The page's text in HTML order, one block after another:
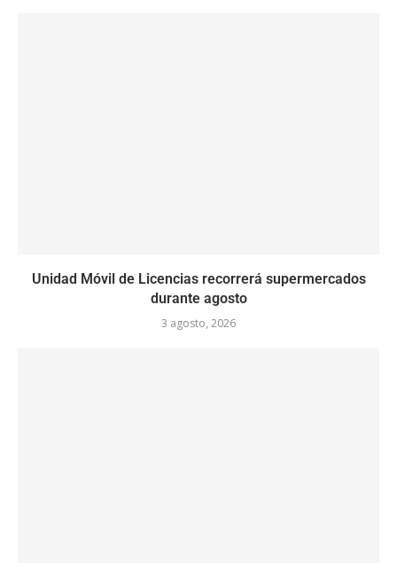
Unidad Móvil de Licencias recorrerá supermercados
durante agosto
3 agosto, 2026